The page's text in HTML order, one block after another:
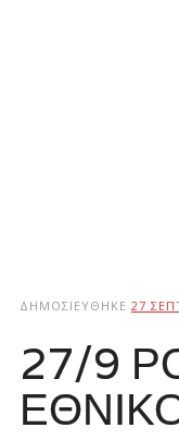
ΔΗΜΟΣΙΕΎΘΗΚΕ 27
27/9